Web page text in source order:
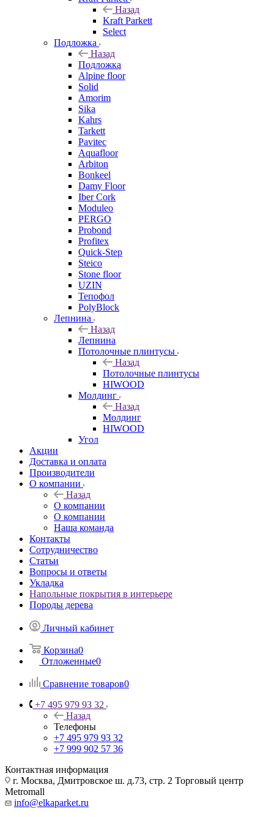
Назад
Kraft Parkett
Select
Подложка
Назад
Подложка
Alpine floor
Solid
Amorim
Sika
Kahrs
Tarkett
Pavitec
Aquafloor
Arbiton
Bonkeel
Damy Floor
Iber Cork
Moduleo
PERGO
Probond
Profitex
Quick-Step
Steico
Stone floor
UZIN
Тепофол
PolyBlock
Лепнина
Назад
Лепнина
Потолочные плинтусы
Назад
Потолочные плинтусы
HIWOOD
Молдинг
Назад
Молдинг
HIWOOD
Угол
Акции
Доставка и оплата
Производители
О компании
Назад
О компании
О компании
Наша команда
Контакты
Сотрудничество
Статьи
Вопросы и ответы
Укладка
Напольные покрытия в интерьере
Породы дерева
Личный кабинет
Корзина0
Отложенные0
Сравнение товаров0
+7 495 979 93 32
Назад
Телефоны
+7 495 979 93 32
+7 999 902 57 36
Контактная информация
г. Москва, Дмитровское ш. д.73, стр. 2 Торговый центр
Metromall
info@elkaparket.ru